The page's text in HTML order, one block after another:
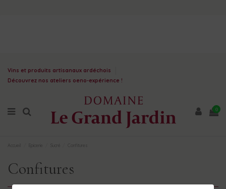
Vins et produits artisanaux ardéchois
Découvrez nos ateliers oeno-expérience !
0
Accueil Epicerie Sucré Confitures
Confitures